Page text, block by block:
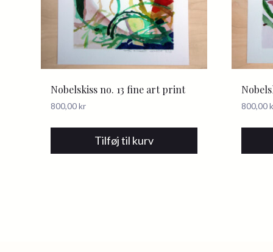
Nobelskiss no. 13 fine art print
800,00kr
Tilføj til kurv
800,00